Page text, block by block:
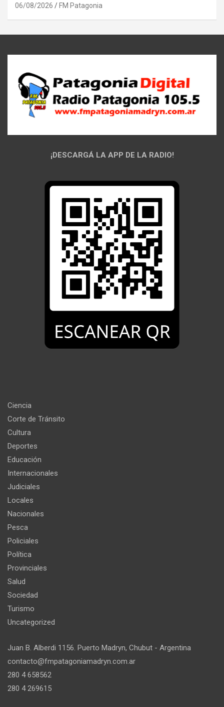
06/08/2026 FM Patagonia
¡DESCARGÁ LA APP DE LA RADIO!
Ciencia
Corte de Tránsito
Cultura
Deportes
Educación
Internacionales
Judiciales
Locales
Nacionales
Pesca
Policiales
Política
Provinciales
Salud
Sociedad
Turismo
Uncategorized
Juan B. Alberdi 1156. Puerto Madryn, Chubut - Argentina
contacto@fmpatagoniamadryn.com.ar
280 4 658562
280 4 269615